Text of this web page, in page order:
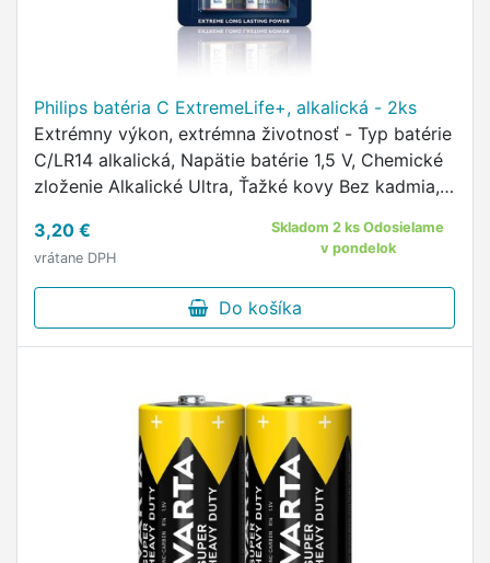
Philips batéria C ExtremeLife+, alkalická - 2ks
Extrémny výkon, extrémna životnosť - Typ batérie
C/LR14 alkalická, Napätie batérie 1,5 V, Chemické
zloženie Alkalické Ultra, Ťažké kovy Bez kadmia,
3,20 €
vrátane DPH
Skladom 2 ks Odosielame
v pondelok
Do košíka